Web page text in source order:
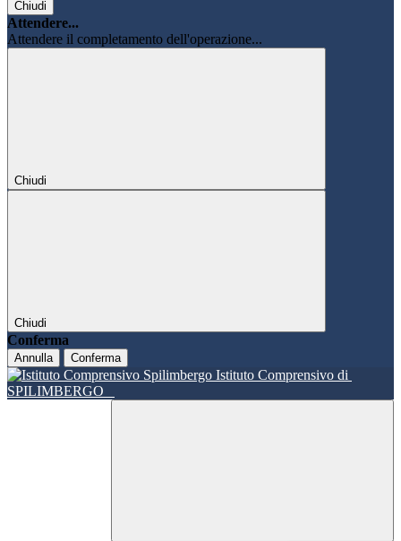
Chiudi
Attendere...
Attendere il completamento dell'operazione...
Chiudi
Chiudi
Conferma
Annulla Conferma
Istituto Comprensivo di
SPILIMBERGO